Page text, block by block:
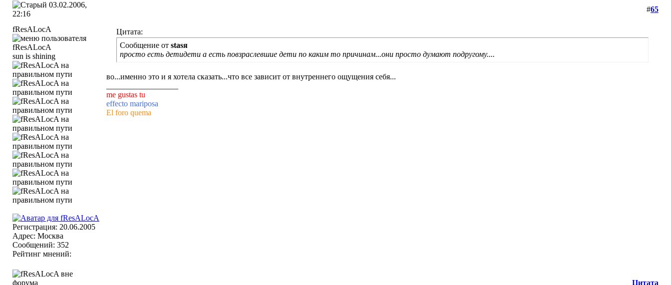
03.02.2006,
22:16
#65
fResALocA
sun is shining
Регистрация: 20.06.2005
Адрес: Москва
Сообщений: 352
Рейтинг мнений:
Цитата:
Сообщение от stasя
просто есть детидети а есть повзраслевшие дети по каким то причинам...они просто думают подругому....
во...именно это и я хотела сказать...что все зависит от внутреннего ощущения себя...
me gustas tu
effecto mariposa
El foro quema
Цитата